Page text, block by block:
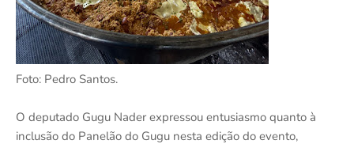
Foto: Pedro Santos.
O deputado Gugu Nader expressou entusiasmo quanto à
inclusão do Panelão do Gugu nesta edição do evento,